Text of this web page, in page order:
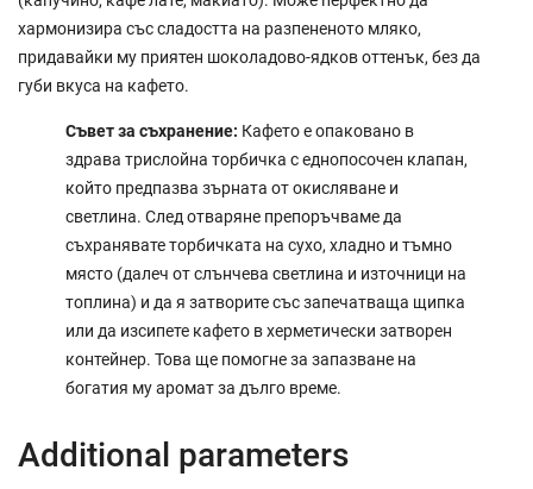
хармонизира със сладостта на разпененото мляко,
придавайки му приятен шоколадово-ядков оттенък, без да
губи вкуса на кафето.
Съвет за съхранение: Кафето е опаковано в
здрава трислойна торбичка с еднопосочен клапан,
който предпазва зърната от окисляване и
светлина. След отваряне препоръчваме да
съхранявате торбичката на сухо, хладно и тъмно
място (далеч от слънчева светлина и източници на
топлина) и да я затворите със запечатваща щипка
или да изсипете кафето в херметически затворен
контейнер. Това ще помогне за запазване на
богатия му аромат за дълго време.
Additional parameters